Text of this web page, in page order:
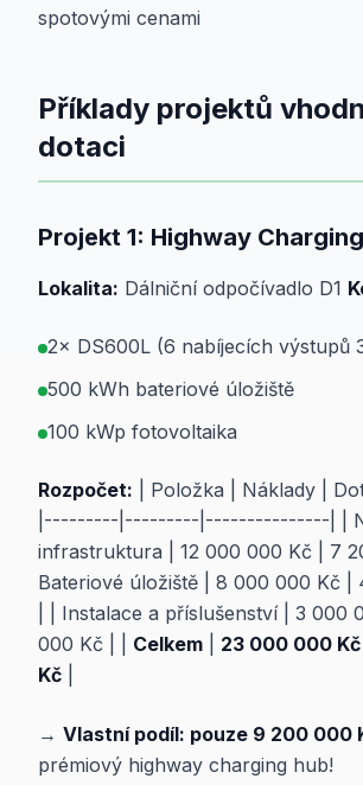
spotovými cenami
Příklady projektů
dotaci
Projekt 1: Highway
Lokalita: Dálniční odpočívadlo D1
2× DS600L (6 nabíjecích výstupů
500 kWh bateriové úložiště
100 kWp fotovoltaika
Rozpočet: | Položka | Náklady |
|---------|---------|---------------| |
infrastruktura | 12 000 000 Kč | 7
Bateriové úložiště | 8 000 000 Kč |
| | Instalace a příslušenství | 3 000
000 Kč | | Celkem 23 000 000 Kč
Kč
→ Vlastní podíl: pouze 9 200 000
prémiový highway charging hub!